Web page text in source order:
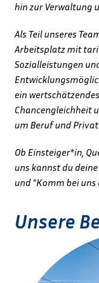
hin zur Verwaltung
Als Teil unseres
Arbeitsplatz mit
Sozialleistungen
ein
Chancengleichheit
um Beruf und
Ob Einsteiger*in,
uns kannst du
und "Komm bei uns
Unsere